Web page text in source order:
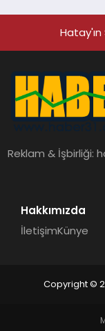
Reklam & İşbirliği:
Hakkımızda
İletişimKünye
Copyright ©